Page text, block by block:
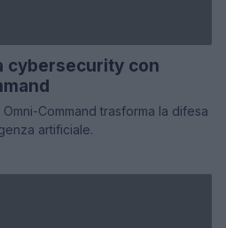
cybersecurity con
Command trasforma la difesa
artificiale.